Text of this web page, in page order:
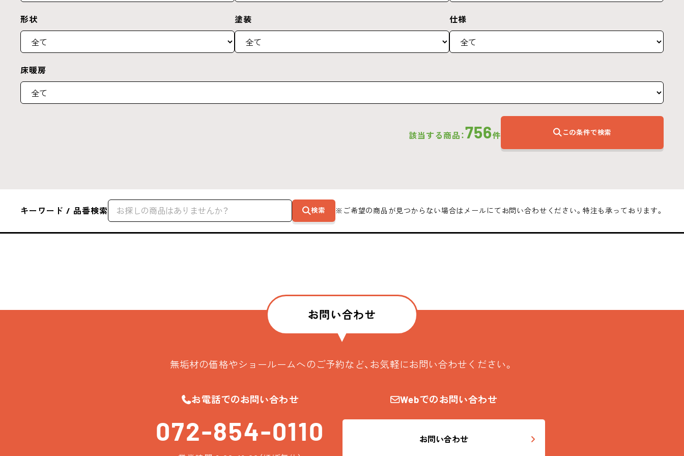
形状 塗装 仕様
床暖房
該当する商品：756件 この条件で検索
キーワード / 品番検索 検索 ※ご希望の商品が見つからない場合はメールにてお問い合わせください。特注も承っております。
お問い合わせ
無垢材の価格やショールームへのご予約など、お気軽にお問い合わせください。
お電話でのお問い合わせ
072-854-0110
Webでのお問い合わせ
お問い合わせ